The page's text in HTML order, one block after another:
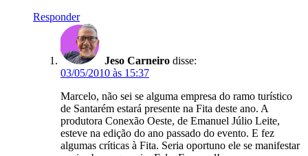
Responder
Jeso Carneiro disse:
03/05/2010 às 15:37
Marcelo, não sei se alguma empresa do ramo turístico
de Santarém estará presente na Fita deste ano. A
produtora Conexão Oeste, de Emanuel Júlio Leite,
esteve na edição do ano passado do evento. E fez
algumas críticas à Fita. Seria oportuno ele se manifestar